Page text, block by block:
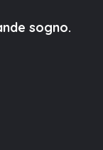
sogno.